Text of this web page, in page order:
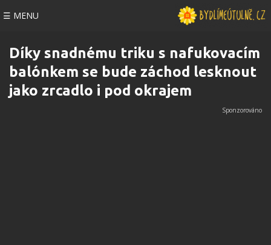
☰ MENU
Díky snadnému triku s nafukovacím
balónkem se bude záchod lesknout
jako zrcadlo i pod okrajem